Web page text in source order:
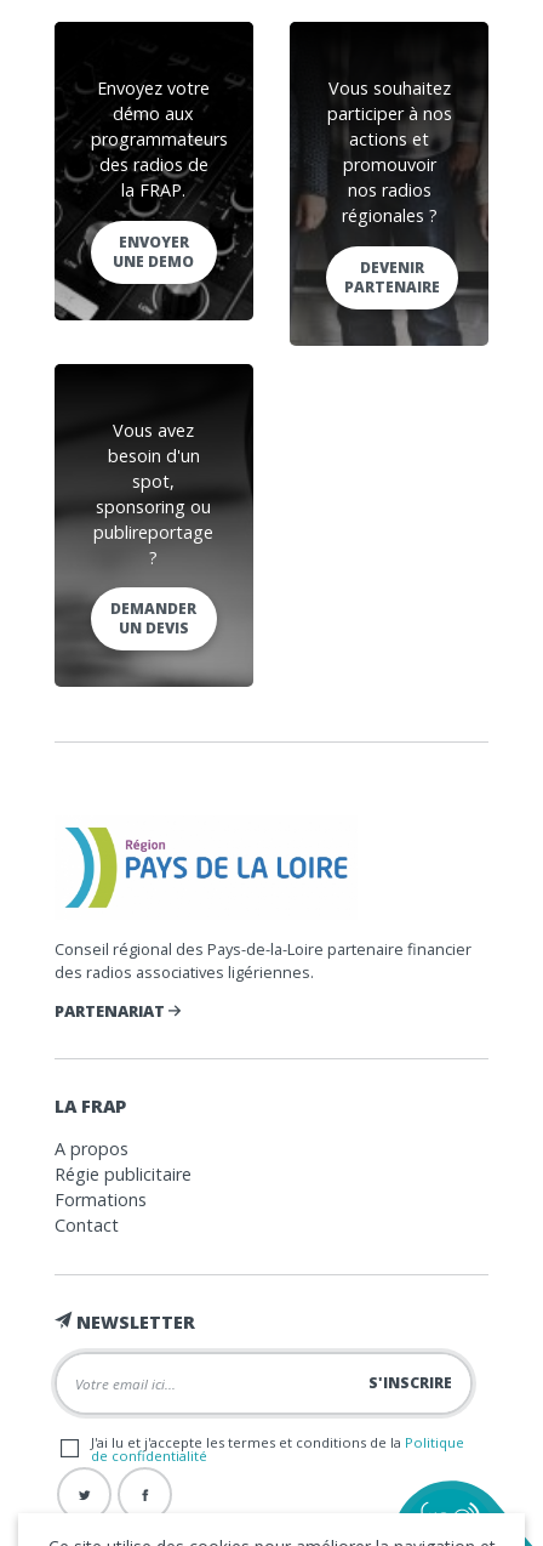
Envoyez votre
démo aux
programmateurs
des radios de
la FRAP.
ENVOYER
UNE DEMO
Vous souhaitez
participer à nos
actions et
promouvoir
nos radios
régionales ?
DEVENIR
PARTENAIRE
Vous avez
besoin d'un
spot,
sponsoring ou
publireportage
?
DEMANDER
UN DEVIS
Conseil régional des Pays-de-la-Loire partenaire financier
des radios associatives ligériennes.
PARTENARIAT
LA FRAP
A propos
Régie publicitaire
Formations
Contact
NEWSLETTER
J'ai lu et j'accepte les termes et conditions de la Politique
de confidentialité